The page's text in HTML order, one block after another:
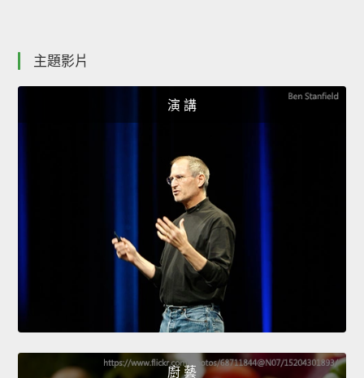
主題影片
演 講
廚 藝